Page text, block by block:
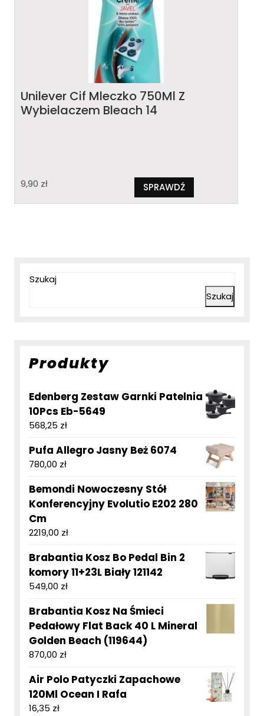
Unilever Cif Mleczko 750Ml Z
Wybielaczem Bleach 14
9,90 zł SPRAWDŹ
Szukaj
Szukaj
Produkty
Edenberg Zestaw Garnki Patelnia
10Pcs Eb-5649
568,25 zł
Pufa Allegro Jasny Beż 6074
780,00 zł
Bemondi Nowoczesny Stół
Konferencyjny Evolutio E202 280
Cm
2219,00 zł
Brabantia Kosz Bo Pedal Bin 2
komory 11+23L Biały 121142
549,00 zł
Brabantia Kosz Na Śmieci
Pedałowy Flat Back 40 L Mineral
Golden Beach (119644)
870,00 zł
Air Polo Patyczki Zapachowe
120Ml Ocean I Rafa
16,35 zł